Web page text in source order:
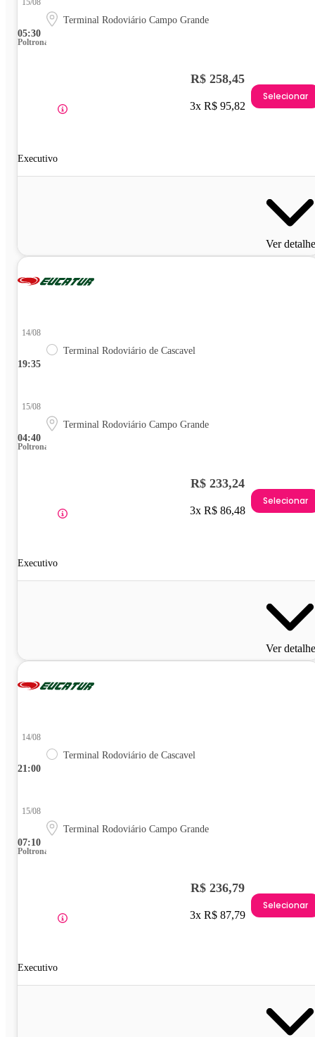
05:30
15/08
Terminal Rodoviário Campo Grande
Poltrona
Executivo
R$ 258,45
3x R$ 95,82
Selecionar
Ver
19:35
14/08
Terminal Rodoviário de Cascavel
04:40
15/08
Terminal Rodoviário Campo Grande
Poltrona
Executivo
R$ 233,24
3x R$ 86,48
Selecionar
Ver
21:00
14/08
Terminal Rodoviário de Cascavel
07:10
15/08
Terminal Rodoviário Campo Grande
Poltrona
Executivo
R$ 236,79
3x R$ 87,79
Selecionar